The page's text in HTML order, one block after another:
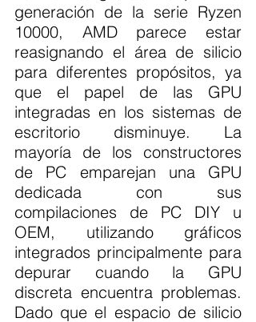
generación de la serie Ryzen
10000, AMD parece estar
reasignando el área de silicio
para diferentes propósitos, ya
que el papel de las GPU
integradas en los sistemas de
escritorio disminuye. La
mayoría de los constructores
de PC emparejan una GPU
dedicada con sus
compilaciones de PC DIY u
OEM, utilizando gráficos
integrados principalmente para
depurar cuando la GPU
discreta encuentra problemas.
Dado que el espacio de silicio